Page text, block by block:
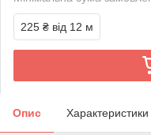
225 ₴ від 12 м
Опис Характеристики